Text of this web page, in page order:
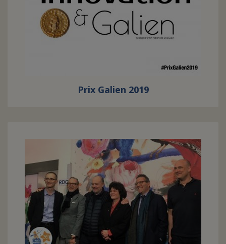
Prix Galien 2019